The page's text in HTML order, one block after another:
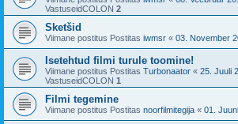
VastuseidCOLON 2
Sketšid
Viimane postitus Postitas iwmsr « 03. November
Isetehtud filmi turule toomine!
Viimane postitus Postitas Turbonaator « 25. Juuli
VastuseidCOLON 1
Filmi tegemine
Viimane postitus Postitas noorfilmitegija « 01.